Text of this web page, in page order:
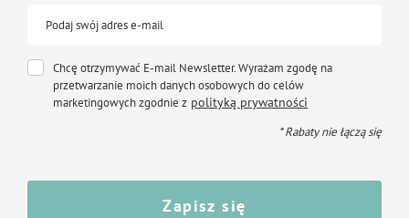
Podaj swój adres e-mail
Chcę otrzymywać E-mail Newsletter. Wyrażam zgodę na
przetwarzanie moich danych osobowych do celów
marketingowych zgodnie z polityką prywatności
* Rabaty nie łączą się
Zapisz się